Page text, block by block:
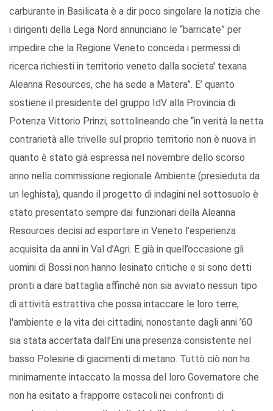
carburante in Basilicata è a dir poco singolare la notizia che
i dirigenti della Lega Nord annunciano le “barricate” per
impedire che la Regione Veneto conceda i permessi di
ricerca richiesti in territorio veneto dalla societa' texana
Aleanna Resources, che ha sede a Matera”. E’ quanto
sostiene il presidente del gruppo IdV alla Provincia di
Potenza Vittorio Prinzi, sottolineando che “in verità la netta
contrarietà alle trivelle sul proprio territorio non è nuova in
quanto è stato già espressa nel novembre dello scorso
anno nella commissione regionale Ambiente (presieduta da
un leghista), quando il progetto di indagini nel sottosuolo è
stato presentato sempre dai funzionari della Aleanna
Resources decisi ad esportare in Veneto l’esperienza
acquisita da anni in Val d’Agri. E già in quell’occasione gli
uomini di Bossi non hanno lesinato critiche e si sono detti
pronti a dare battaglia affinché non sia avviato nessun tipo
di attività estrattiva che possa intaccare le loro terre,
l'ambiente e la vita dei cittadini, nonostante dagli anni ’60
sia stata accertata dall’Eni una presenza consistente nel
basso Polesine di giacimenti di metano. Tuttò ciò non ha
minimamente intaccato la mossa del loro Governatore che
non ha esitato a frapporre ostacoli nei confronti di